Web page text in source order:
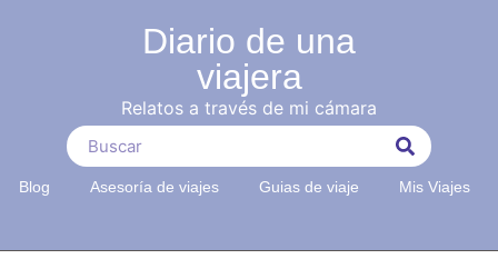
Diario de una
viajera
Relatos a través de mi cámara
Blog Asesoría de viajes Guias de viaje Mis Viajes